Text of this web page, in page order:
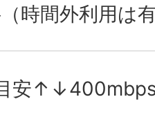
時間外利用は
安